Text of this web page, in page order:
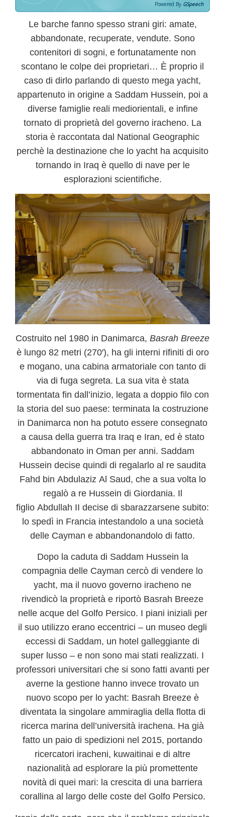
Powered By GSpeech
Le barche fanno spesso strani giri: amate,
abbandonate, recuperate, vendute. Sono
contenitori di sogni, e fortunatamente non
scontano le colpe dei proprietari… È proprio il
caso di dirlo parlando di questo mega yacht,
appartenuto in origine a Saddam Hussein, poi a
diverse famiglie reali mediorientali, e infine
tornato di proprietà del governo iracheno. La
storia è raccontata dal National Geographic
perchè la destinazione che lo yacht ha acquisito
tornando in Iraq è quello di nave per le
esplorazioni scientifiche.
Costruito nel 1980 in Danimarca, Basrah Breeze
è lungo 82 metri (270′), ha gli interni rifiniti di oro
e mogano, una cabina armatoriale con tanto di
via di fuga segreta. La sua vita è stata
tormentata fin dall’inizio, legata a doppio filo con
la storia del suo paese: terminata la costruzione
in Danimarca non ha potuto essere consegnato
a causa della guerra tra Iraq e Iran, ed è stato
abbandonato in Oman per anni. Saddam
Hussein decise quindi di regalarlo al re saudita
Fahd bin Abdulaziz Al Saud, che a sua volta lo
regalò a re Hussein di Giordania. Il
figlio Abdullah II decise di sbarazzarsene subito:
lo spedì in Francia intestandolo a una società
delle Cayman e abbandonandolo di fatto.
Dopo la caduta di Saddam Hussein la
compagnia delle Cayman cercò di vendere lo
yacht, ma il nuovo governo iracheno ne
rivendicò la proprietà e riportò Basrah Breeze
nelle acque del Golfo Persico. I piani iniziali per
il suo utilizzo erano eccentrici – un museo degli
eccessi di Saddam, un hotel galleggiante di
super lusso – e non sono mai stati realizzati. I
professori universitari che si sono fatti avanti per
averne la gestione hanno invece trovato un
nuovo scopo per lo yacht: Basrah Breeze è
diventata la singolare ammiraglia della flotta di
ricerca marina dell’università irachena. Ha già
fatto un paio di spedizioni nel 2015, portando
ricercatori iracheni, kuwaitinai e di altre
nazionalità ad esplorare la più promettente
novità di quei mari: la crescita di una barriera
corallina al largo delle coste del Golfo Persico.